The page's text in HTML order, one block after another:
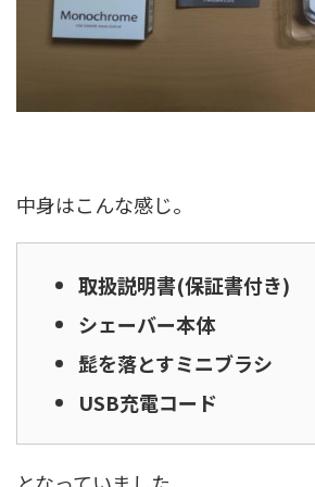
中身はこんな感じ。
取扱説明書(保証書付き)
シェーバー本体
髭を落とすミニブラシ
USB充電コード